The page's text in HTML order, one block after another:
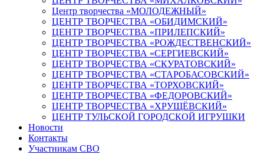
Центр творчества «МОЛОДЕЖНЫЙ»
ЦЕНТР ТВОРЧЕСТВА «ОБИДИМСКИЙ»
ЦЕНТР ТВОРЧЕСТВА «ПРИЛЕПСКИЙ»
ЦЕНТР ТВОРЧЕСТВА «РОЖДЕСТВЕНСКИЙ»
ЦЕНТР ТВОРЧЕСТВА «СЕРГИЕВСКИЙ»
ЦЕНТР ТВОРЧЕСТВА «СКУРАТОВСКИЙ»
ЦЕНТР ТВОРЧЕСТВА «СТАРОБАСОВСКИЙ»
ЦЕНТР ТВОРЧЕСТВА «ТОРХОВСКИЙ»
ЦЕНТР ТВОРЧЕСТВА «ФЕДОРОВСКИЙ»
ЦЕНТР ТВОРЧЕСТВА «ХРУЩЁВСКИЙ»
ЦЕНТР ТУЛЬСКОЙ ГОРОДСКОЙ ИГРУШКИ
Новости
Контакты
Участникам СВО